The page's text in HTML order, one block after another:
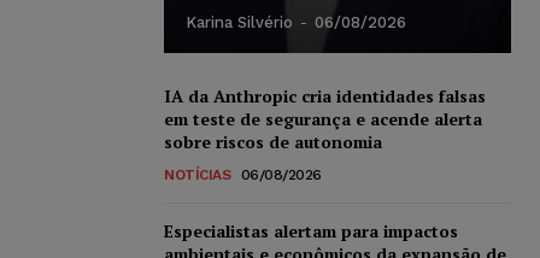
Karina Silvério - 06/08/2026
IA da Anthropic cria identidades falsas
em teste de segurança e acende alerta
sobre riscos de autonomia
NOTÍCIAS 06/08/2026
Especialistas alertam para impactos